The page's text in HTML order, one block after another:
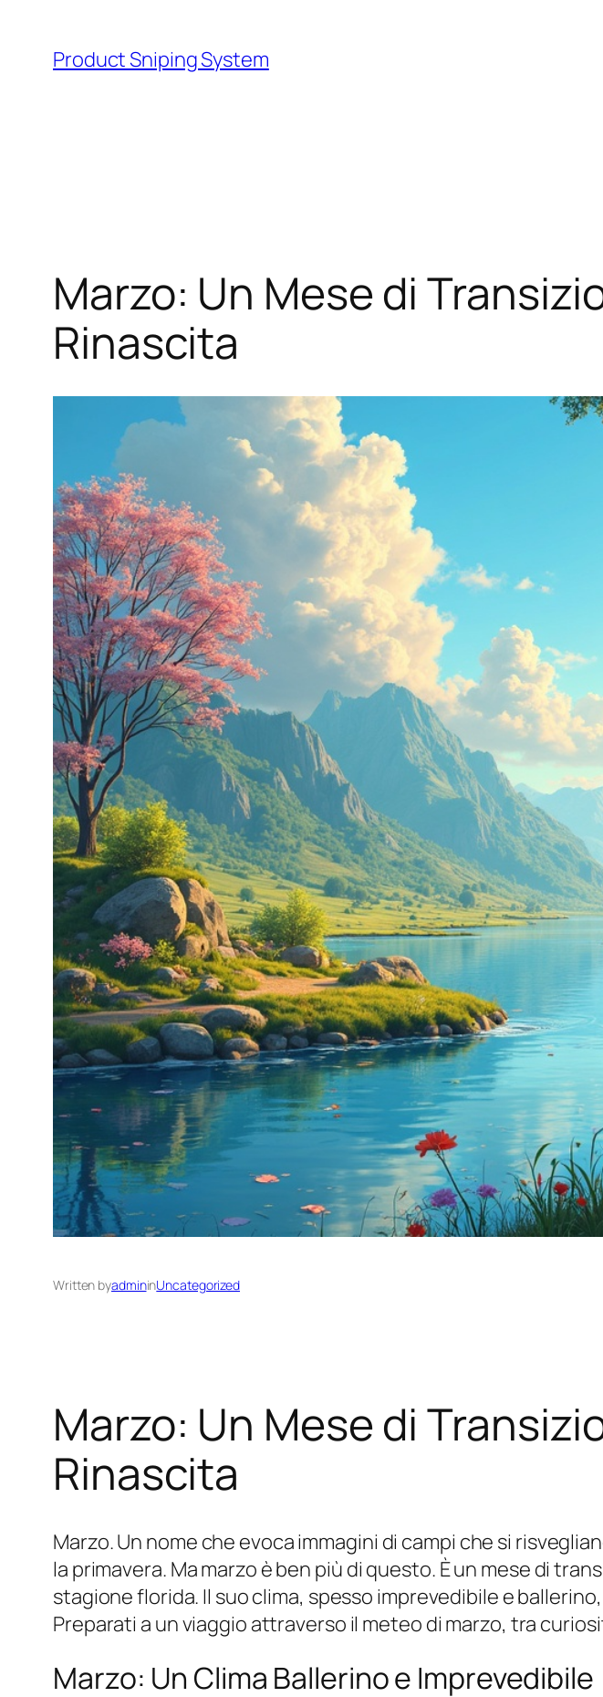
content
Product Sniping System
Marzo: Un Mese di
Rinascita
Written byadmininUncategorized
Marzo: Un Mese di
Rinascita
Marzo. Un nome che evoca immagini di campi che si
la primavera. Ma marzo è ben più di questo. È un mese di
stagione florida. Il suo clima, spesso imprevedibile e
Preparati a un viaggio attraverso il meteo di marzo, tra
Marzo: Un Clima Ballerino e Imprevedibile